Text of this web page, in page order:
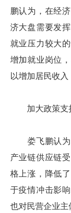
鹏认为，在经
济大盘需要发
就业压力较大
增加就业岗位
以增加居民收入
加大政策支
娄飞鹏认为
产业链供应链
格上涨，降低
于疫情冲击影
也对民营企业主